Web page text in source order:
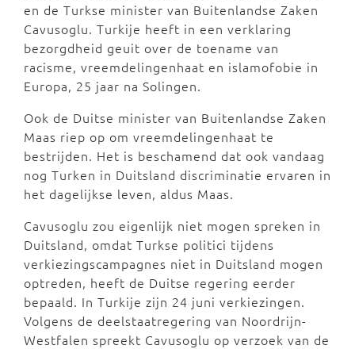
en de Turkse minister van Buitenlandse Zaken
Cavusoglu. Turkije heeft in een verklaring
bezorgdheid geuit over de toename van
racisme, vreemdelingenhaat en islamofobie in
Europa, 25 jaar na Solingen.
Ook de Duitse minister van Buitenlandse Zaken
Maas riep op om vreemdelingenhaat te
bestrijden. Het is beschamend dat ook vandaag
nog Turken in Duitsland discriminatie ervaren in
het dagelijkse leven, aldus Maas.
Cavusoglu zou eigenlijk niet mogen spreken in
Duitsland, omdat Turkse politici tijdens
verkiezingscampagnes niet in Duitsland mogen
optreden, heeft de Duitse regering eerder
bepaald. In Turkije zijn 24 juni verkiezingen.
Volgens de deelstaatregering van Noordrijn-
Westfalen spreekt Cavusoglu op verzoek van de